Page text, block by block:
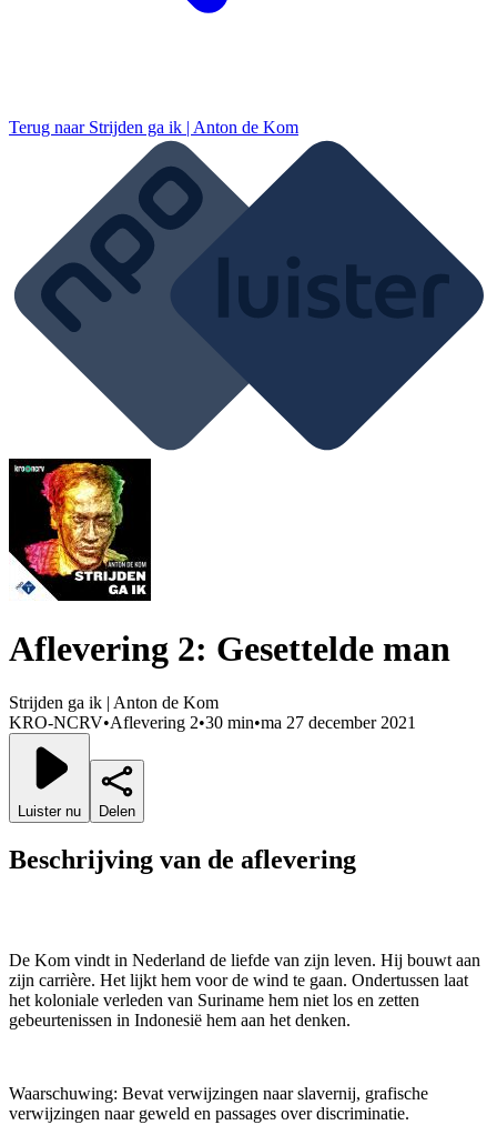
Terug naar Strijden ga ik | Anton de Kom
Aflevering 2: Gesettelde man
Strijden ga ik | Anton de Kom
KRO-NCRV•Aflevering 2•30 min•ma 27 december 2021
Luister nu Delen
Beschrijving van de aflevering
De Kom vindt in Nederland de liefde van zijn leven. Hij bouwt aan
zijn carrière. Het lijkt hem voor de wind te gaan. Ondertussen laat
het koloniale verleden van Suriname hem niet los en zetten
gebeurtenissen in Indonesië hem aan het denken.
Waarschuwing: Bevat verwijzingen naar slavernij, grafische
verwijzingen naar geweld en passages over discriminatie.